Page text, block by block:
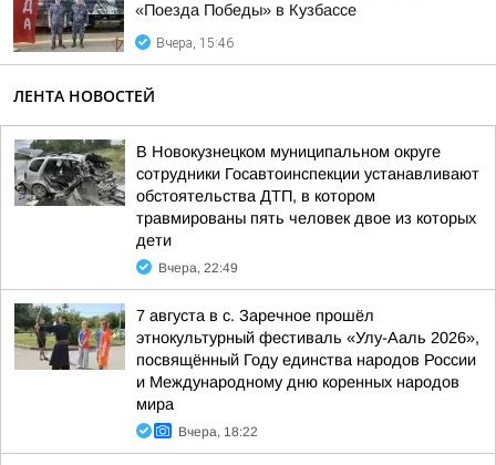
«Поезда Победы» в Кузбассе
Вчера, 15:46
ЛЕНТА НОВОСТЕЙ
В Новокузнецком муниципальном округе
сотрудники Госавтоинспекции устанавливают
обстоятельства ДТП, в котором
травмированы пять человек двое из которых
дети
Вчера, 22:49
7 августа в с. Заречное прошёл
этнокультурный фестиваль «Улу-Ааль 2026»,
посвящённый Году единства народов России
и Международному дню коренных народов
мира
Вчера, 18:22